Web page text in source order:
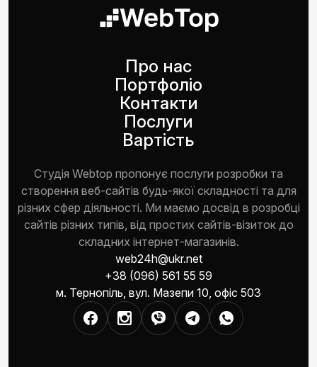
Про нас
Портфоліо
Контакти
Послуги
Вартість
Студія Webtop пропонує послуги розробки та
створення веб-сайтів будь-якої складності та для
різних сфер діяльності. Ми маємо досвід в розробці
сайтів різних типів, від простих сайтів-візиток до
складних інтернет-магазинів.
web24h@ukr.net
+38 (096) 561 55 59
м. Тернопіль, вул. Мазепи 10, офіс 503